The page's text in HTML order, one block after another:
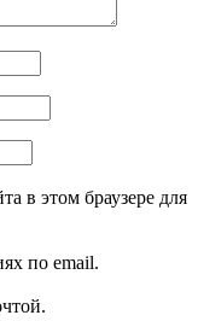
в этом браузере для
по email.